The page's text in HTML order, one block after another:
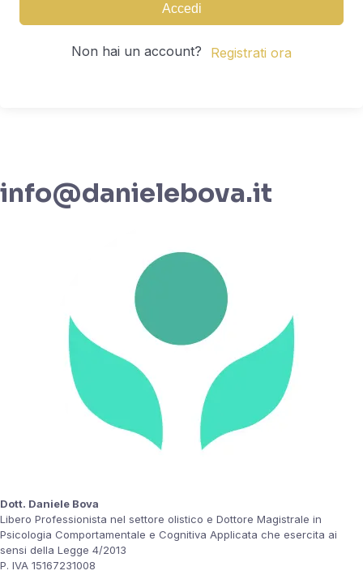
Accedi
Non hai un account? Registrati ora
info@danielebova.it
Dott. Daniele Bova
Libero Professionista nel settore olistico e Dottore Magistrale in
Psicologia Comportamentale e Cognitiva Applicata che esercita ai
sensi della Legge 4/2013
P. IVA 15167231008